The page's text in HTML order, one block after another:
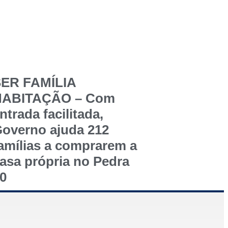
FAMÍLIA
– Com
facilitada,
ajuda 212
a comprarem a
própria no Pedra